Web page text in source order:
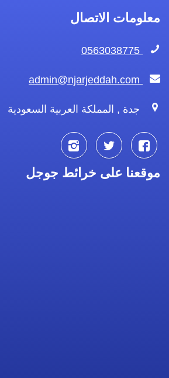
معلومات الاتصال
admin@njarjeddah.com
جدة , المملكة العربية السعودية
تابعنا
على
تابعنا
على
تابعنا
على
موقعنا على خرائط جوجل